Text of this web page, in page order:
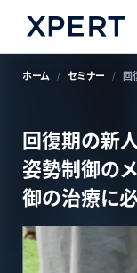
ホーム セミナー
回復期の新
姿勢制御の
御の治療に